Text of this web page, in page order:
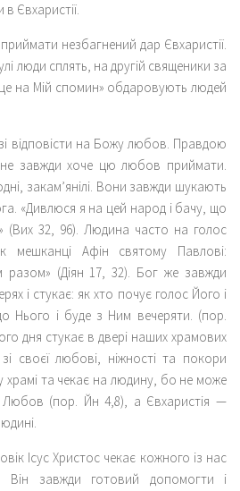
Євхаристії.
незбагнений дар Євхаристії.
люди сплять, на другій священики за
на Мій спомин» обдаровують людей
відповісти на Божу любов. Правдою
завжди хоче цю любов приймати.
закам’янілі. Вони завжди шукають
«Дивлюся я на цей народ і бачу, що
(Вих 32, 96). Людина часто на голос
мешканці Афін святому Павлові:
разом» (Діян 17, 32). Бог же завжди
і стукає: як хто почує голос Його і
Нього і буде з Ним вечеряти. (пор.
дня стукає в двері наших храмових
своєї любові, ніжності та покори
та чекає на людину, бо не може
(пор. Йн 4,8), а Євхаристія —
Ісус Христос чекає кожного із нас
Він завжди готовий допомогти і